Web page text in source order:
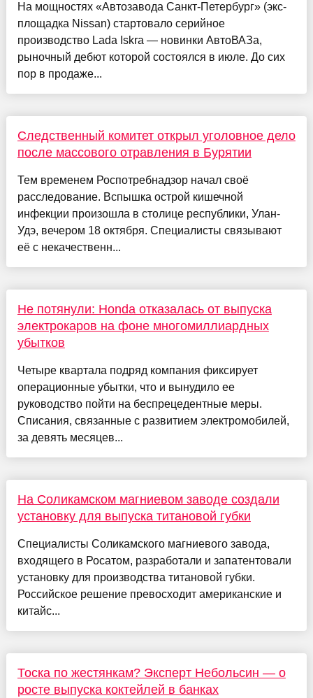
На мощностях «Автозавода Санкт-Петербург» (экс-
площадка Nissan) стартовало серийное
производство Lada Iskra — новинки АвтоВАЗа,
рыночный дебют которой состоялся в июле. До сих
пор в продаже...
Следственный комитет открыл уголовное дело
после массового отравления в Бурятии
Тем временем Роспотребнадзор начал своё
расследование. Вспышка острой кишечной
инфекции произошла в столице республики, Улан-
Удэ, вечером 18 октября. Специалисты связывают
её с некачественн...
Не потянули: Honda отказалась от выпуска
электрокаров на фоне многомиллиардных
убытков
Четыре квартала подряд компания фиксирует
операционные убытки, что и вынудило ее
руководство пойти на беспрецедентные меры.
Списания, связанные с развитием электромобилей,
за девять месяцев...
На Соликамском магниевом заводе создали
установку для выпуска титановой губки
Специалисты Соликамского магниевого завода,
входящего в Росатом, разработали и запатентовали
установку для производства титановой губки.
Российское решение превосходит американские и
китайс...
Тоска по жестянкам? Эксперт Небольсин — о
росте выпуска коктейлей в банках